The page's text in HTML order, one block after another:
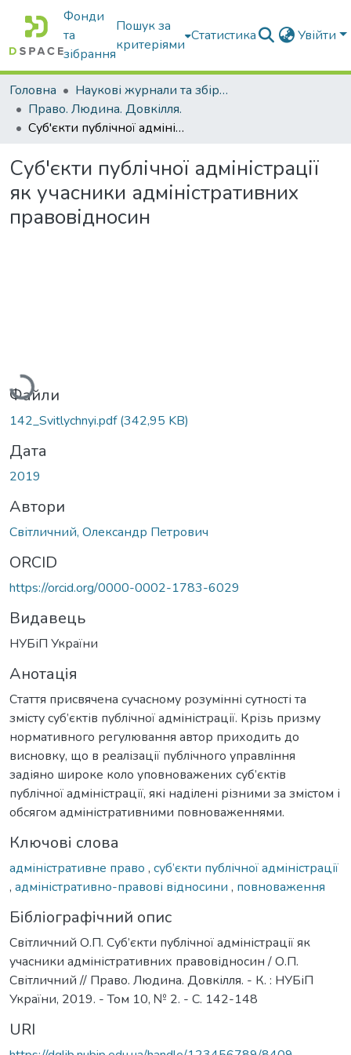
Фонди
та
зібрання
Пошук за
критеріями
Статистика Увійти
Головна
Наукові журнали та збірники видань
Право. Людина. Довкілля.
Суб'єкти публічної адміністрації як учасники адміністративних правовідносин
Суб'єкти публічної адміністрації
як учасники адміністративних
правовідносин
Вантажиться...
Файли
142_Svitlychnyi.pdf(342,95 KB)
Дата
2019
Автори
Світличний, Олександр Петрович
ORCID
https://orcid.org/0000-0002-1783-6029
Видавець
НУБіП України
Анотація
Стаття присвячена сучасному розумінні сутності та
змісту суб’єктів публічної адміністрації. Крізь призму
нормативного регулювання автор приходить до
висновку, що в реалізації публічного управління
задіяно широке коло уповноважених суб’єктів
публічної адміністрації, які наділені різними за змістом і
обсягом адміністративними повноваженнями.
Ключові слова
адміністративне право , суб’єкти публічної адміністрації
, адміністративно-правові відносини , повноваження
Бібліографічний опис
Світличний О.П. Суб’єкти публічної адміністрації як
учасники адміністративних правовідносин / О.П.
Світличний // Право. Людина. Довкілля. - К. : НУБіП
України, 2019. - Том 10, № 2. - С. 142-148
URI